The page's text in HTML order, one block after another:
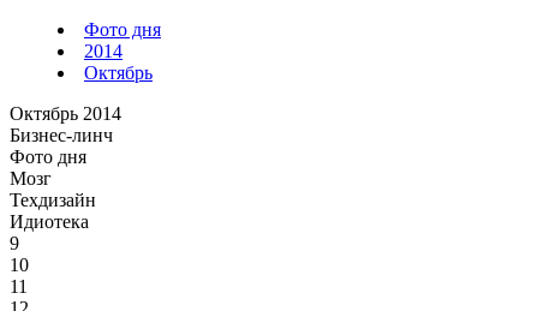
Фото дня
2014
Октябрь
Октябрь 2014
Бизнес-линч
Фото дня
Мозг
Техдизайн
Идиотека
9
10
11